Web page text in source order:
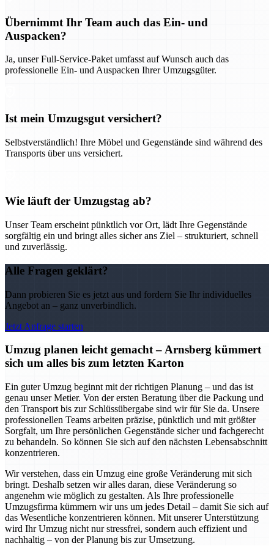
Übernimmt Ihr Team auch das Ein- und
Auspacken?
Ja, unser Full-Service-Paket umfasst auf Wunsch auch das
professionelle Ein- und Auspacken Ihrer Umzugsgüter.
Ist mein Umzugsgut versichert?
Selbstverständlich! Ihre Möbel und Gegenstände sind während des
Transports über uns versichert.
Wie läuft der Umzugstag ab?
Unser Team erscheint pünktlich vor Ort, lädt Ihre Gegenstände
sorgfältig ein und bringt alles sicher ans Ziel – strukturiert, schnell
und zuverlässig.
Alle Fragen geklärt?
Dann probieren Sie es jetzt aus und fordern Sie Ihr individuelles
Angebot an – ganz unverbindlich.
Jetzt Anfrage starten
Umzug planen leicht gemacht – Arnsberg kümmert
sich um alles bis zum letzten Karton
Ein guter Umzug beginnt mit der richtigen Planung – und das ist
genau unser Metier. Von der ersten Beratung über die Packung und
den Transport bis zur Schlüssübergabe sind wir für Sie da. Unsere
professionellen Teams arbeiten präzise, pünktlich und mit größter
Sorgfalt, um Ihre persönlichen Gegenstände sicher und fachgerecht
zu behandeln. So können Sie sich auf den nächsten Lebensabschnitt
konzentrieren.
Wir verstehen, dass ein Umzug eine große Veränderung mit sich
bringt. Deshalb setzen wir alles daran, diese Veränderung so
angenehm wie möglich zu gestalten. Als Ihre professionelle
Umzugsfirma kümmern wir uns um jedes Detail – damit Sie sich auf
das Wesentliche konzentrieren können. Mit unserer Unterstützung
wird Ihr Umzug nicht nur stressfrei, sondern auch effizient und
nachhaltig – von der Planung bis zur Umsetzung.